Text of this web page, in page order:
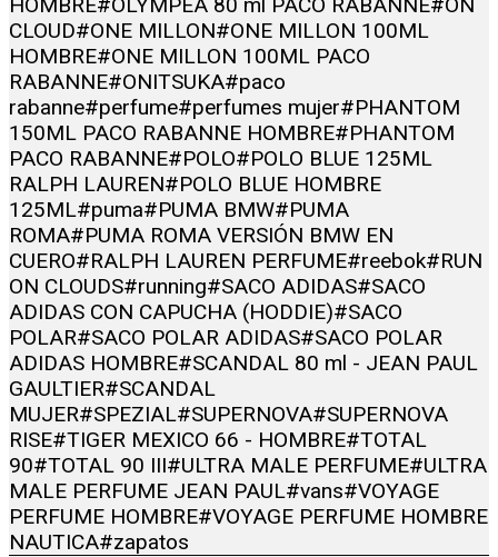
HOMBRE#OLYMPÉA 80 ml PACO RABANNE#ON
CLOUD#ONE MILLON#ONE MILLON 100ML
HOMBRE#ONE MILLON 100ML PACO
RABANNE#ONITSUKA#paco
rabanne#perfume#perfumes mujer#PHANTOM
150ML PACO RABANNE HOMBRE#PHANTOM
PACO RABANNE#POLO#POLO BLUE 125ML
RALPH LAUREN#POLO BLUE HOMBRE
125ML#puma#PUMA BMW#PUMA
ROMA#PUMA ROMA VERSIÓN BMW EN
CUERO#RALPH LAUREN PERFUME#reebok#RUN
ON CLOUDS#running#SACO ADIDAS#SACO
ADIDAS CON CAPUCHA (HODDIE)#SACO
POLAR#SACO POLAR ADIDAS#SACO POLAR
ADIDAS HOMBRE#SCANDAL 80 ml - JEAN PAUL
GAULTIER#SCANDAL
MUJER#SPEZIAL#SUPERNOVA#SUPERNOVA
RISE#TIGER MEXICO 66 - HOMBRE#TOTAL
90#TOTAL 90 III#ULTRA MALE PERFUME#ULTRA
MALE PERFUME JEAN PAUL#vans#VOYAGE
PERFUME HOMBRE#VOYAGE PERFUME HOMBRE
NAUTICA#zapatos